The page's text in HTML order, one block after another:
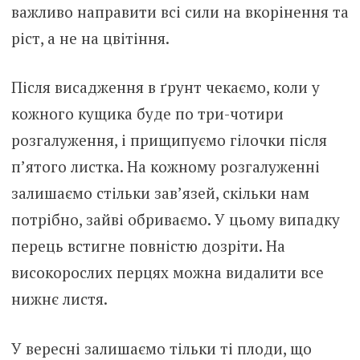
важливо направити всі сили на вкорінення та
ріст, а не на цвітіння.
Після висадження в ґрунт чекаємо, коли у
кожного кущика буде по три-чотири
розгалуження, і прищипуємо гілочки після
п’ятого листка. На кожному розгалуженні
залишаємо стільки зав’язей, скільки нам
потрібно, зайві обриваємо. У цьому випадку
перець встигне повністю дозріти. На
високорослих перцях можна видалити все
нижнє листя.
У вересні залишаємо тільки ті плоди, що